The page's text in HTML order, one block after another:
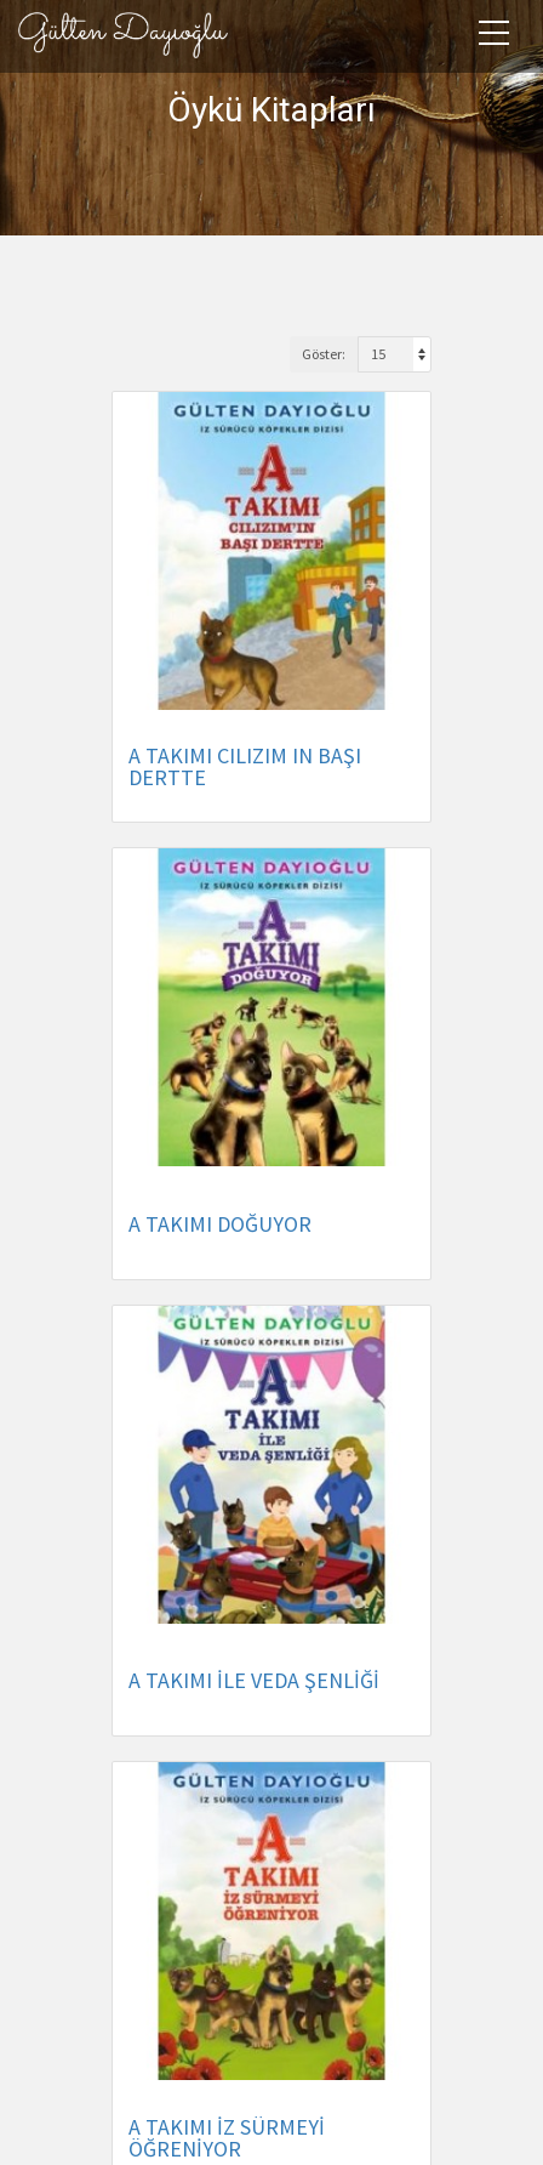
Öykü Kitapları
Göster:
A TAKIMI CILIZIM IN BAŞI
DERTTE
A TAKIMI DOĞUYOR
A TAKIMI İLE VEDA ŞENLİĞİ
A TAKIMI İZ SÜRMEYİ
ÖĞRENİYOR